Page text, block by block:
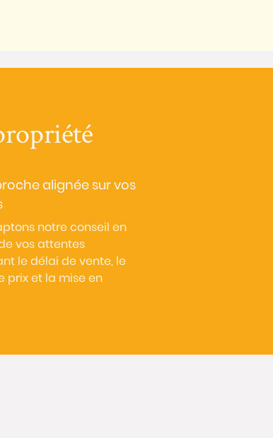
alignée sur vos
notre conseil en
vos attentes
le délai de vente, le
prix et la mise en